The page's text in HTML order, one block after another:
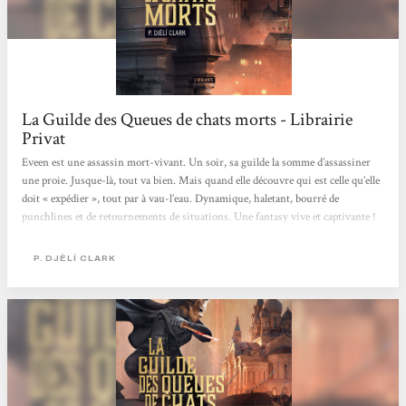
La Guilde des Queues de chats morts - Librairie
Privat
Eveen est une assassin mort-vivant. Un soir, sa guilde la somme d’assassiner
une proie. Jusque-là, tout va bien. Mais quand elle découvre qui est celle qu’elle
doit « expédier », tout par à vau-l’eau. Dynamique, haletant, bourré de
punchlines et de retournements de situations. Une fantasy vive et captivante !
P. DJÈLÍ CLARK